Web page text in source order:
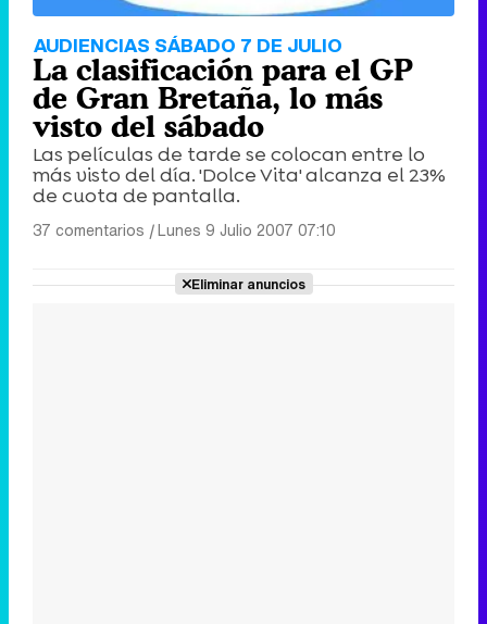
AUDIENCIAS SÁBADO 7 DE JULIO
La clasificación para el GP
de Gran Bretaña, lo más
visto del sábado
Las películas de tarde se colocan entre lo
más visto del día. 'Dolce Vita' alcanza el 23%
de cuota de pantalla.
37 comentarios |Lunes 9 Julio 2007 07:10
Eliminar anuncios